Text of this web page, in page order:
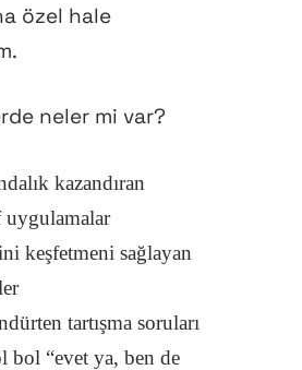
özel hale
neler mi var?
kazandıran
keşfetmeni sağlayan
tartışma soruları
“evet ya, ben de
Blog
Giriş
Kayıt Ol